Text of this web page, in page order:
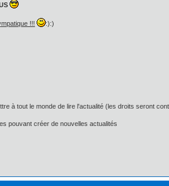
!!! :):)
à tout le monde de lire l'actualité (les droits seront
pouvant créer de nouvelles actualités